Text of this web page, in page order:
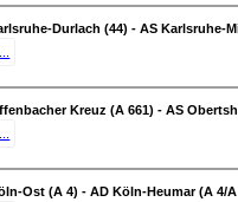
Durlach (44) - AS Karlsruhe-
Kreuz (A 661) - AS
Ost (A 4) - AD Köln-Heumar (A 4/A